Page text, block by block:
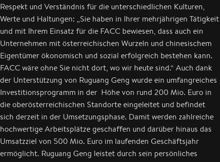
Respekt und Verständnis für die unterschiedlichen Kulturen,
Werte und Haltungen: „Sie haben in Ihrer mehrjährigen Tätigkeit
und mit Ihrem Einsatz für die FACC bewiesen, dass auch ein
Unternehmen mit österreichischen Wurzeln und chinesischem
Eigentümer ökonomisch und sozial erfolgreich bestehen kann.
FACC wäre ohne Sie nicht dort, wo wir heute sind.“ Auch dank
der Unterstützung von Ruguang Geng wurde ein umfangreiches
Investitionsprogramm in der Höhe von rund 200 Mio. Euro in
die oberösterreichischen Standorte eingeleitet und befindet
sich derzeit in der Umsetzungsphase. Damit werden zahlreiche
hochwertige Arbeitsplätze geschaffen und darüber hinaus das
Umsatzziel von 500 Mio. Euro im laufenden Geschäftsjahr
ermöglicht. Ruguang Geng leistet durch sein persönliches